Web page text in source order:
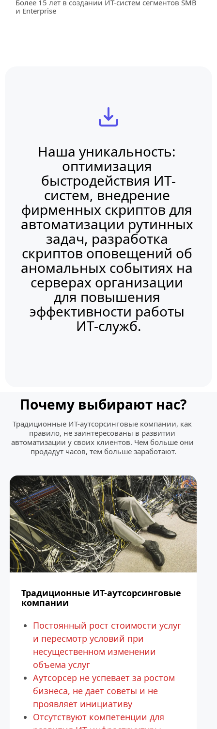
Более 15 лет в создании ИТ-систем сегментов SMB
и Enterprise
Наша уникальность:
оптимизация
быстродействия ИТ-
систем, внедрение
фирменных скриптов для
автоматизации рутинных
задач, разработка
скриптов оповещений об
аномальных событиях на
серверах организации
для повышения
эффективности работы
ИТ-служб.
Почему выбирают нас?
Традиционные ИТ-аутсорсинговые компании, как
правило, не заинтересованы в развитии
автоматизации у своих клиентов. Чем больше они
продадут часов, тем больше заработают.
Традиционные ИТ-аутсорсинговые
компании
Постоянный рост стоимости услуг
и пересмотр условий при
несущественном изменении
объема услуг
Аутсорсер не успевает за ростом
бизнеса, не дает советы и не
проявляет инициативу
Отсутствуют компетенции для